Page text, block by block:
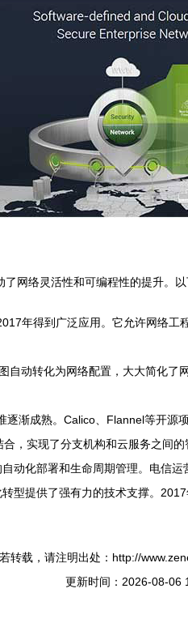
网络灵活性和可编程性的提升。
年得到广泛应用。它允许网络
动转化为网络配置，大大简化
渐成熟。Calico、Flannel等开源
，实现了分支机构和云服务之间
动化部署和生命周期管理。电信
型提供了强有力的技术支撑。
转载，请注明出处：http://
更新时间：2026-08-06